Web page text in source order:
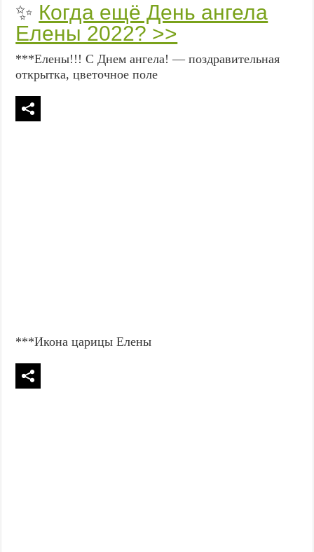
✨ Когда ещё День ангела
Елены 2022? >>
***Елены!!! С Днем ангела! — поздравительная
открытка, цветочное поле
***Икона царицы Елены